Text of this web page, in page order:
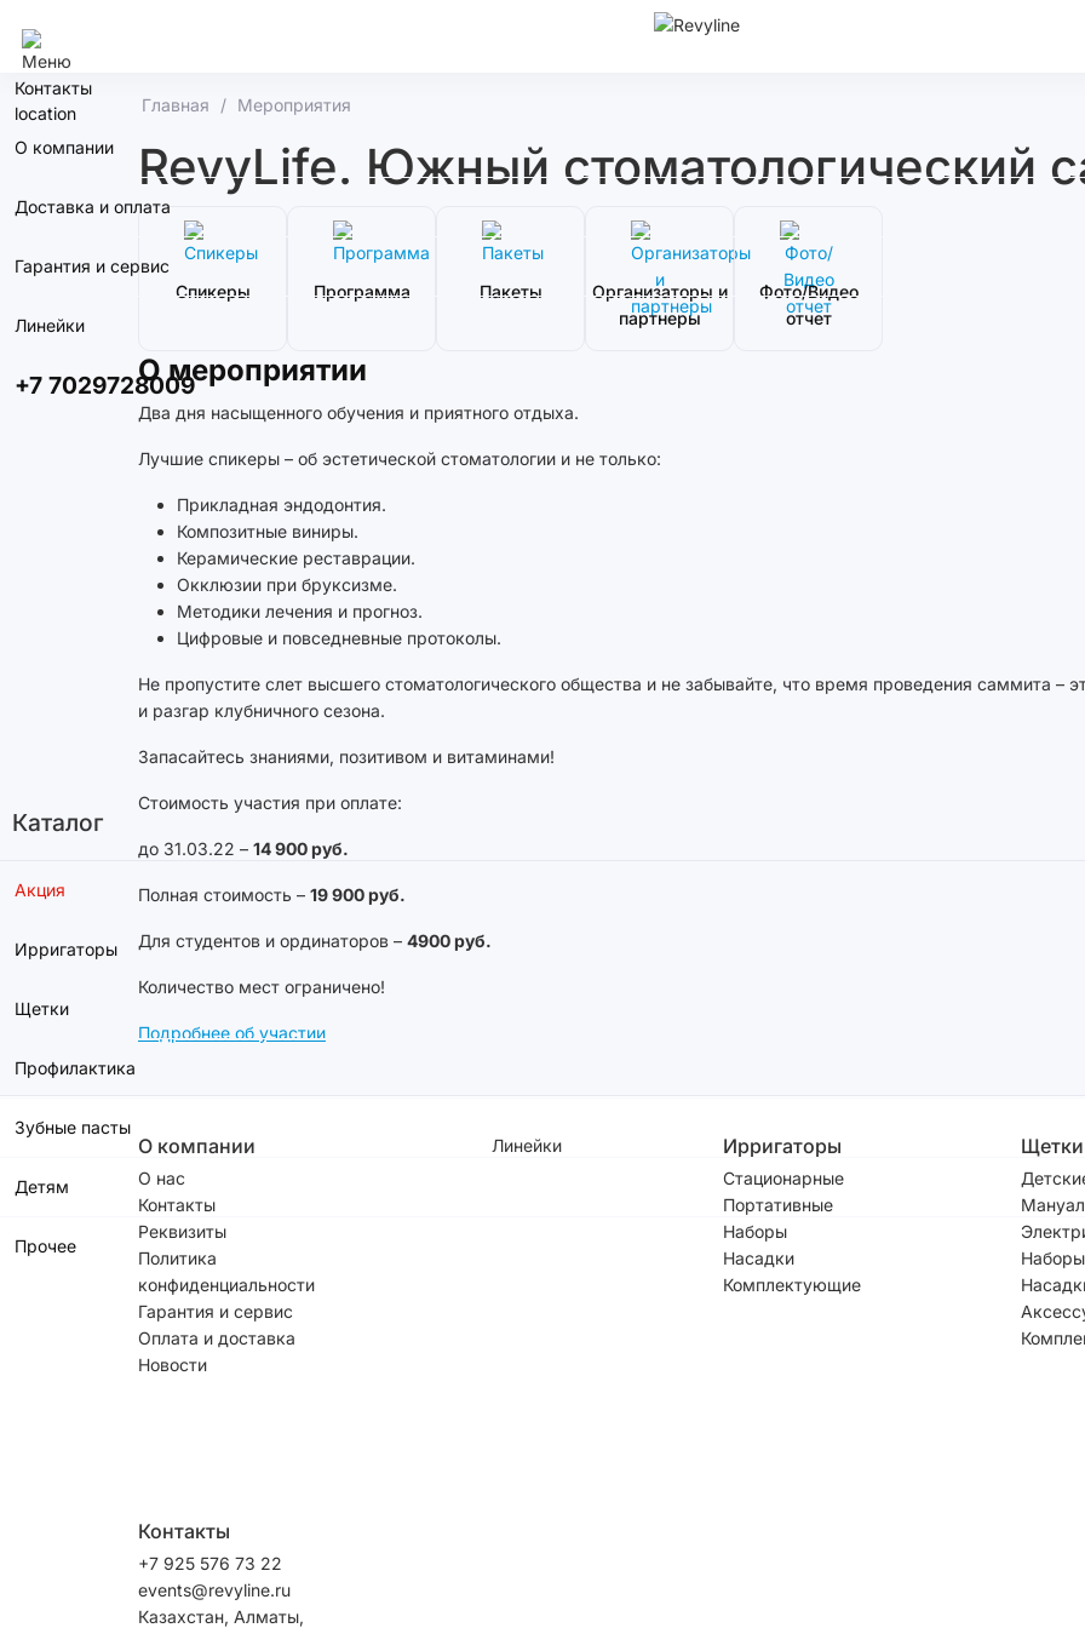
Контакты
О компании
Доставка и оплата
Гарантия и сервис
Линейки
+7 7029728009
Каталог
Акция
Ирригаторы
Щетки
Профилактика
Зубные пасты
Детям
Прочее
Главная Мероприятия
RevyLife. Южный стоматологический
Спикеры Программа Пакеты
Организаторы и
партнеры
Фото/Видео
отчет
О мероприятии
Два дня насыщенного обучения и приятного отдыха.
Лучшие спикеры – об эстетической стоматологии и не только:
Прикладная эндодонтия.
Композитные виниры.
Керамические реставрации.
Окклюзии при бруксизме.
Методики лечения и прогноз.
Цифровые и повседневные протоколы.
Не пропустите слет высшего стоматологического общества и не забывайте, что время проведения саммита –
и разгар клубничного сезона.
Запасайтесь знаниями, позитивом и витаминами!
Стоимость участия при оплате:
до 31.03.22 – 14 900 руб.
Полная стоимость – 19 900 руб.
Для студентов и ординаторов – 4900 руб.
Количество мест ограничено!
Подробнее об участии
О компании
О нас
Контакты
Реквизиты
Политика
конфиденциальности
Гарантия и сервис
Оплата и доставка
Новости
Линейки Ирригаторы
Стационарные
Портативные
Наборы
Насадки
Комплектующие
Щетки
Наборы
Контакты
+7 925 576 73 22
events@revyline.ru
Казахстан, Алматы,